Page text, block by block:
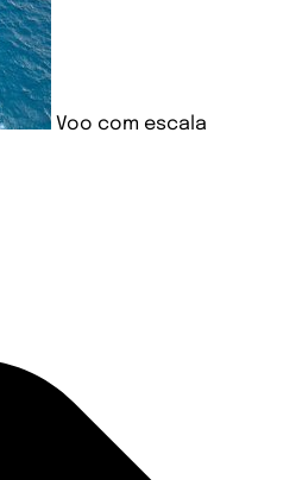
Voo com escala